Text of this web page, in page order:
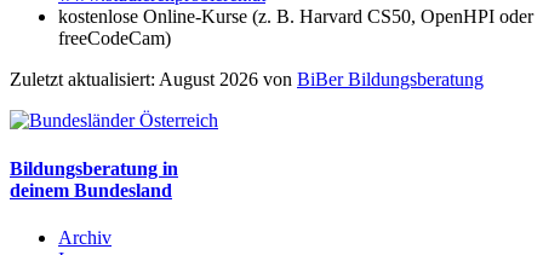
kostenlose Online-Kurse (z. B. Harvard CS50, OpenHPI oder
freeCodeCam)
Zuletzt aktualisiert: August 2026 von BiBer Bildungsberatung
Bildungsberatung in
deinem Bundesland
Archiv